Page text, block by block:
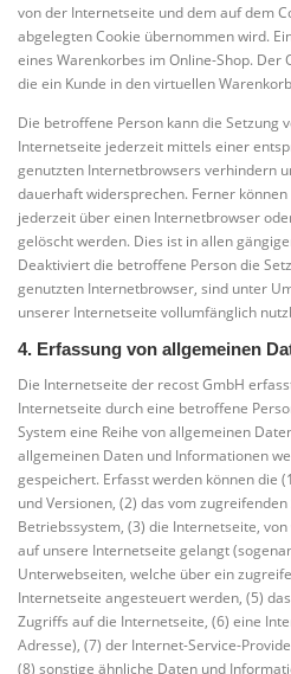
von der Internetseite und dem auf dem
abgelegten Cookie übernommen wird.
eines Warenkorbes im Online-Shop. Der
die ein Kunde in den virtuellen
Die betroffene Person kann die Setzung
Internetseite jederzeit mittels einer
genutzten Internetbrowsers verhindern
dauerhaft widersprechen. Ferner
jederzeit über einen Internetbrowser
gelöscht werden. Dies ist in allen
Deaktiviert die betroffene Person die
genutzten Internetbrowser, sind unter
unserer Internetseite vollumfänglich
4. Erfassung von allgemeinen
Die Internetseite der recost GmbH
Internetseite durch eine betroffene
System eine Reihe von allgemeinen
allgemeinen Daten und Informationen
gespeichert. Erfasst werden können die
und Versionen, (2) das vom
Betriebssystem, (3) die Internetseite,
auf unsere Internetseite gelangt
Unterwebseiten, welche über ein
Internetseite angesteuert werden, (5)
Zugriffs auf die Internetseite, (6) eine
Adresse), (7) der Internet-Service-
(8) sonstige ähnliche Daten und